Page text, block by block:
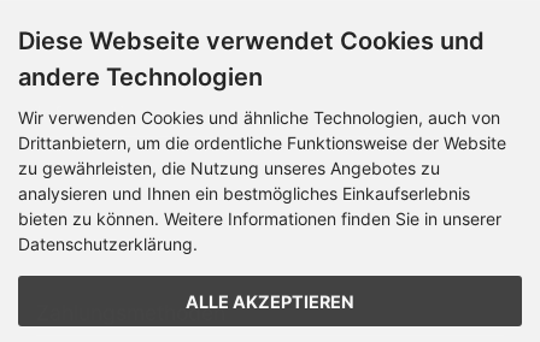
Informationen
Kontakt
Sitemap
Über uns
Zahlungsmethoden
Diese Webseite verwendet Cookies und
andere Technologien
Wir verwenden Cookies und ähnliche Technologien, auch von
Drittanbietern, um die ordentliche Funktionsweise der Website
zu gewährleisten, die Nutzung unseres Angebotes zu
analysieren und Ihnen ein bestmögliches Einkaufserlebnis
bieten zu können. Weitere Informationen finden Sie in unserer
Datenschutzerklärung.
ALLE AKZEPTIEREN